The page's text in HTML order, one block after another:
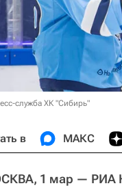
служба ХК "Сибирь"
в МАКС
1 мар — РИА